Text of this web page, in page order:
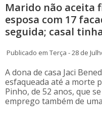
Marido não aceita
esposa com 17
seguida; casal
Publicado em Terça - 28 de
A dona de casa Jaci
esfaqueada até a morte
Pinho, de 52 anos, que
emprego também de